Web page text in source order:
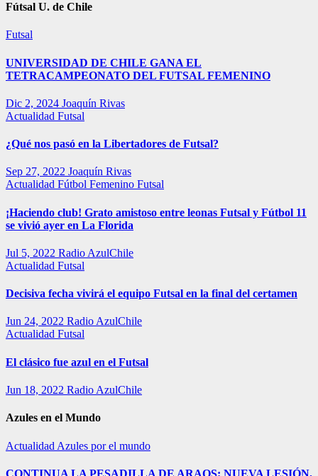
Fútsal U. de Chile
Futsal
UNIVERSIDAD DE CHILE GANA EL
TETRACAMPEONATO DEL FUTSAL FEMENINO
Dic 2, 2024 Joaquín Rivas
Actualidad Futsal
¿Qué nos pasó en la Libertadores de Futsal?
Sep 27, 2022 Joaquín Rivas
Actualidad Fútbol Femenino Futsal
¡Haciendo club! Grato amistoso entre leonas Futsal y Fútbol 11
se vivió ayer en La Florida
Jul 5, 2022 Radio AzulChile
Actualidad Futsal
Decisiva fecha vivirá el equipo Futsal en la final del certamen
Jun 24, 2022 Radio AzulChile
Actualidad Futsal
El clásico fue azul en el Futsal
Jun 18, 2022 Radio AzulChile
Azules en el Mundo
Actualidad Azules por el mundo
CONTINUA LA PESADILLA DE ARAOS: NUEVA LESIÓN.